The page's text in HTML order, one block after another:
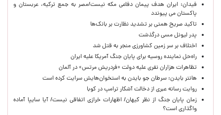
فیدان: ایران هدف پیمان دفاعی مکه نیست/مصر به جمع ترکیه، عربستان و
پاکستان می پیوندد
تاکید صریح همتی بر تشدید نظارت بر بانک‌ها
پدر لیونل مسی درگذشت
اختلاف بر سر زمین کشاورزی منجر به قتل شد
راه‌حل نماینده روسیه برای پایان جنگ آمریکا علیه ایران
تظاهرات هزاران نفری علیه دولت «فردریش مرتس» در آلمان
هانتر بایدن: سرطان جو بایدن به استخوان‌هایش سرایت کرده است
روایت رسانه عبری از دخالت آشکار ترامپ در کوبا
زمان پایان جنگ از نظر کیهان/ اظهارات خرازی اتفاقی نیست/ آیا سایپا آماده
واگذاری است؟